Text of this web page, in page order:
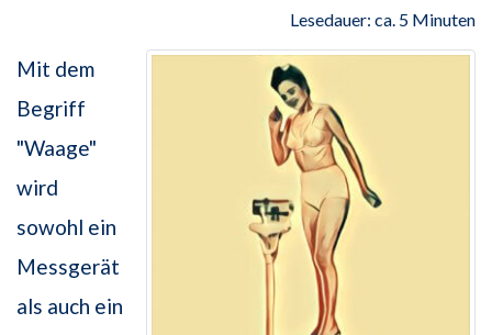
Lesedauer: ca. 5 Minuten
Mit dem
Begriff
"Waage"
wird
sowohl ein
Messgerät
als auch ein